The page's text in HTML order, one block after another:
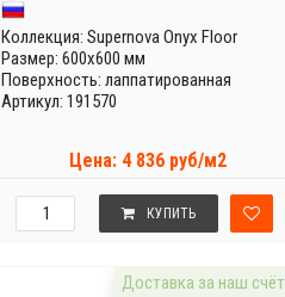
Коллекция: Supernova Onyx Floor
Размер: 600x600 мм
Поверхность: лаппатированная
Артикул: 191570
Цена: 4 836 руб/м2
КУПИТЬ
Доставка за наш счёт